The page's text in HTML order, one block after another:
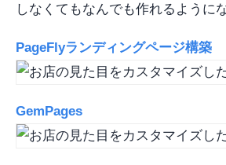
しなくてもなんでも作れるように
PageFlyランディングページ構築
GemPages